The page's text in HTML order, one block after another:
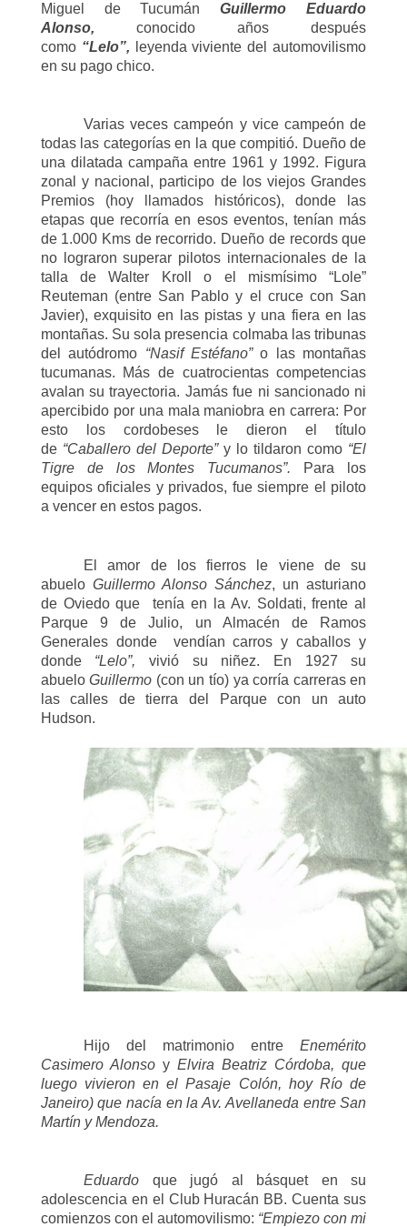
Miguel de TucumánGuillermo Eduardo
Alonso, conocido años después
como “Lelo”, leyenda viviente del automovilismo
en su pago chico.
Varias veces campeón y vice campeón de
todas las categorías en la que compitió. Dueño de
una dilatada campaña entre 1961 y 1992. Figura
zonal y nacional, participo de los viejos Grandes
Premios (hoy llamados históricos), donde las
etapas que recorría en esos eventos, tenían más
de 1.000 Kms de recorrido. Dueño de records que
no lograron superar pilotos internacionales de la
talla de Walter Kroll o el mismísimo “Lole”
Reuteman (entre San Pablo y el cruce con San
Javier), exquisito en las pistas y una fiera en las
montañas. Su sola presencia colmaba las tribunas
del autódromo “Nasif Estéfano”o las montañas
tucumanas. Más de cuatrocientas competencias
avalan su trayectoria. Jamás fue ni sancionado ni
apercibido por una mala maniobra en carrera: Por
esto los cordobeses le dieron el título
de “Caballero del Deporte”y lo tildaron como “El
Tigre de los Montes Tucumanos”. Para los
equipos oficiales y privados, fue siempre el piloto
a vencer en estos pagos.
El amor de los fierros le viene de su
abuelo Guillermo Alonso Sánchez, un asturiano
de Oviedo que tenía en la Av. Soldati, frente al
Parque 9 de Julio, un Almacén de Ramos
Generales donde vendían carros y caballos y
donde “Lelo”, vivió su niñez. En 1927 su
abueloGuillermo (con un tío) ya corría carreras en
las calles de tierra del Parque con un auto
Hudson.
Hijo del matrimonio entreEnemérito
Casimero Alonso yElvira Beatriz Córdoba, que
luego vivieron en el Pasaje Colón, hoy Río de
Janeiro) que nacía en la Av. Avellaneda entre San
Martín y Mendoza.
Eduardo que jugó al básquet en su
adolescencia en el Club Huracán BB. Cuenta sus
comienzos con el automovilismo: “Empiezo con mi